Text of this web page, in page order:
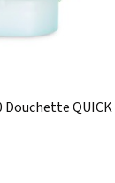
Douchette QUICK